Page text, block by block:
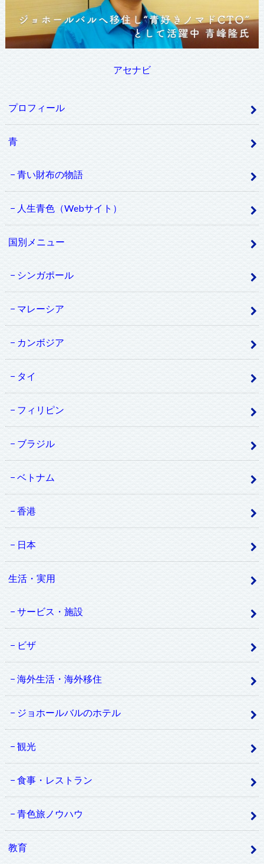
アセナビ
プロフィール
青
青い財布の物語
人生青色（Webサイト）
国別メニュー
シンガポール
マレーシア
カンボジア
タイ
フィリピン
ブラジル
ベトナム
香港
日本
生活・実用
サービス・施設
ビザ
海外生活・海外移住
ジョホールバルのホテル
観光
食事・レストラン
青色旅ノウハウ
教育